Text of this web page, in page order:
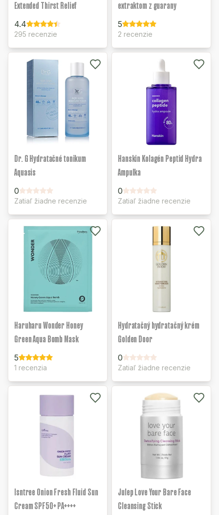
Extended Thirst Relief
4.4
295 recenzie
extraktom z guarany
5
2 recenzie
Dr. G Hydratačné tonikum
Aquasis
0
Zatiaľ žiadne recenzie
Hanskin Kolagén Peptid Hydra
Ampulka
0
Zatiaľ žiadne recenzie
Haruharu Wonder Honey
Green Aqua Bomb Mask
5
1 recenzia
Hydratačný hydratačný krém
Golden Door
0
Zatiaľ žiadne recenzie
Isntree Onion Fresh Fluid Sun
Cream SPF50+ PA++++
Julep Love Your Bare Face
Cleansing Stick